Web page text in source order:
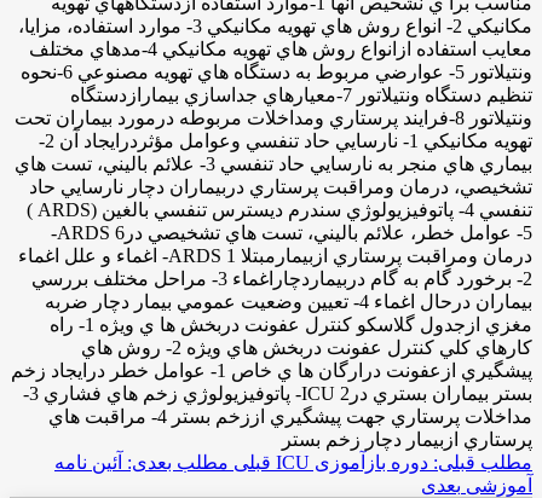
مكانيكي 2- انواع روش هاي تهويه مكانيكي 3- موارد استفاده، مزايا،
معايب استفاده ازانواع روش هاي تهويه مكانيكي 4-مدهاي مختلف
ونتيلاتور 5- عوارضي مربوط به دستگاه هاي تهويه مصنوعي 6-نحوه
تنظيم دستگاه ونتيلاتور 7-معيارهاي جداسازي بيمارازدستگاه
ونتيلاتور 8-فرايند پرستاري ومداخلات مربوطه درمورد بيماران تحت
تهويه مكانيكي 1- نارسايي حاد تنفسي وعوامل مؤثردرايجاد آن 2-
بيماري هاي منجر به نارسايي حاد تنفسي 3- علائم باليني، تست هاي
تشخيصي، درمان ومراقبت پرستاري دربيماران دچار نارسايي حاد
تنفسي 4- پاتوفيزيولوژي سندرم ديسترس تنفسي بالغين (ARDS )
5- عوامل خطر، علائم باليني، تست هاي تشخيصي درARDS 6-
درمان ومراقبت پرستاري ازبيمارمبتلا ARDS 1- اغماء و علل اغماء
2- برخورد گام به گام دربيماردچاراغماء 3- مراحل مختلف بررسي
بيماران درحال اغماء 4- تعيين وضعيت عمومي بيمار دچار ضربه
مغزي ازجدول گلاسكو كنترل عفونت دربخش ها ي ويژه 1- راه
كارهاي كلي كنترل عفونت دربخش هاي ويژه 2- روش هاي
پيشگيري ازعفونت درارگان ها ي خاص 1- عوامل خطر درايجاد زخم
بستر بيماران بستري درICU 2- پاتوفيزيولوژي زخم هاي فشاري 3-
مداخلات پرستاري جهت پيشگيري اززخم بستر 4- مراقبت هاي
پرستاري ازبيمار دچار زخم بستر
مطلب قبلی: دوره بازآموزی ICU
قبلی مطلب بعدی: آئين نامه
آموزشی بعدی